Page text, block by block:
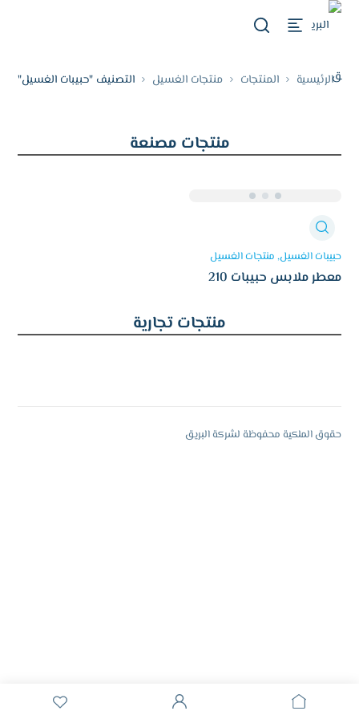
الرئيسية المنتجات منتجات الغسيل التصنيف "حبيبات الغسيل"
منتجات مصنعة
حبيبات الغسيل منتجات الغسيل
معطر ملابس حبيبات 210
منتجات تجارية
حقوق الملكية محفوظة لشركة البريق